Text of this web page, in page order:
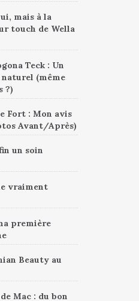
mais à la
touch de Wella
Teck : Un
(même
?)
Fort : Mon avis
Avant/Après)
un soin
vraiment
première
Beauty au
Mac : du bon